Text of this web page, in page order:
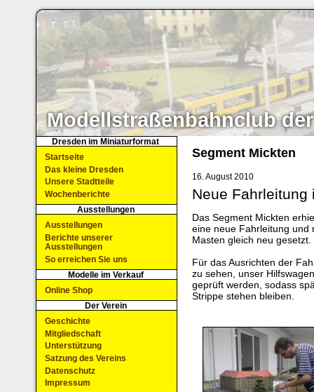
Modellstraßenbahnclub der
Segment Mickten
16. August 2010
Neue Fahrleitung
Das Segment Mickten
eine neue Fahrleitung und
Masten gleich neu gesetzt.
Für das Ausrichten der
zu sehen, unser
geprüft werden, sodass
Strippe stehen bleiben.
Dresden im Miniaturformat
Startseite
Das kleine Dresden
Unsere Stadtteile
Wochenberichte
Ausstellungen
Ausstellungen
Berichte unserer
Ausstellungen
So erreichen Sie uns
Modelle im Verkauf
Online Shop
Der Verein
Geschichte
Mitgliedschaft
Unterstützung
Satzung des Vereins
Datenschutz
Impressum